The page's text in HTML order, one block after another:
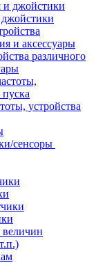
различного
устройства
сенсоры
величин